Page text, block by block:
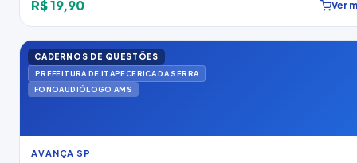
R$ 19,90 Ver
CADERNOS DE QUESTÕES
PREFEITURA DE ITAPECERICA DA SERRA
FONOAUDIÓLOGO AMS
AVANÇA SP